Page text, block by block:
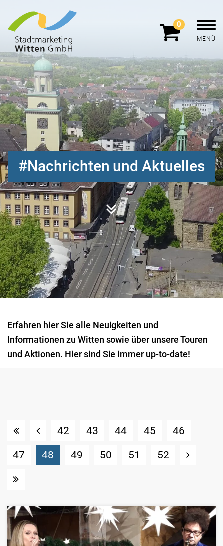
0
MENÜ
Nachrichten und Aktuelles
Erfahren hier Sie alle Neuigkeiten und
Informationen zu Witten sowie über unsere Touren
und Aktionen. Hier sind Sie immer up-to-date!
42 43 44 45
46
47
48 (Standort)
49 50 51 52